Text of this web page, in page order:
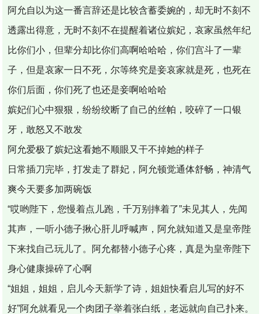
阿允自以为这一番言辞还是比较含蓄委婉的，却无时不刻不
透露出得意，无时不刻不在提醒着诸位嫔妃，哀家虽然年纪
比你们小，但辈分却比你们高啊哈哈哈，你们宫斗了一辈
子，但是哀家一日不死，尔等终究是妾哀家就是死，也死在
你们后面，你们死了也还是妾啊哈哈哈
嫔妃们心中狠狠，纷纷绞断了自己的丝帕，咬碎了一口银
牙，敢怒又不敢发
阿允爱极了嫔妃这看她不顺眼又干不掉她的样子
日常插刀完毕，打发走了群妃，阿允顿觉通体舒畅，神清气
爽今天要多加两碗饭
“哎哟陛下，您慢着点儿跑，千万别摔着了”未见其人，先闻
其声，一听小德子揪心肝儿呼喊声，阿允就知道又是皇帝陛
下来找自己玩儿了。阿允都替小德子心疼，真是为皇帝陛下
身心健康操碎了心啊
“姐姐，姐姐，启儿今天新学了诗，姐姐快看启儿写的好不
好”阿允就看见一个肉团子举着张白纸，老远就向自己扑来。